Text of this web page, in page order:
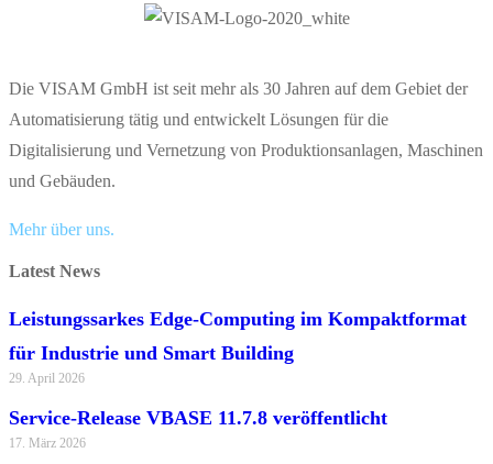
Die VISAM GmbH ist seit mehr als 30 Jahren auf dem Gebiet der
Automatisierung tätig und entwickelt Lösungen für die
Digitalisierung und Vernetzung von Produktionsanlagen, Maschinen
und Gebäuden.
Mehr über uns.
Latest News
Leistungssarkes Edge-Computing im Kompaktformat
für Industrie und Smart Building
29. April 2026
Service-Release VBASE 11.7.8 veröffentlicht
17. März 2026